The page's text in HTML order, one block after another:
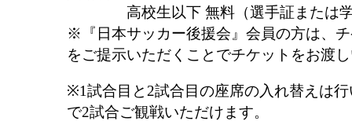
⾼校⽣以下 無料（選⼿証または学
※『日本サッカー後援会』会員の方は、
をご提示いただくことでチケットをお渡
※1試合目と2試合目の座席の入れ替えは
で2試合ご観戦いただけます。